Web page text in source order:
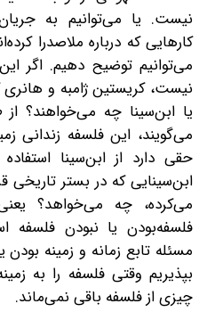
نیست. یا می‌توانیم به
کارهایی که درباره ملاصدرا
می‌توانیم توضیح دهیم. اگر
نیست، کریستین ژامبه و هانری
یا ابن‌سینا چه می‌خواهند؟
می‌گویند، این فلسفه زندانی
حقی دارد از ابن‌سینا
ابن‌سینایی که در بستر
می‌کرده، چه می‌خواهد؟
فلسفه‌‌بودن یا ‌نبودن
مسئله تابع زمانه و زمینه
بپذیریم وقتی فلسفه را به
چیزی از فلسفه باقی نمی‌ماند.